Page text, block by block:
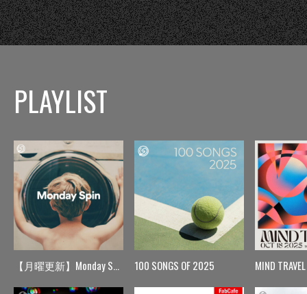
PLAYLIST
【月曜更新】Monday Spin 100 SONGS OF 2025 MIND TRAVEL